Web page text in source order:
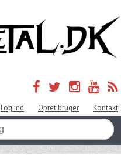
Log ind Opret bruger Kontakt